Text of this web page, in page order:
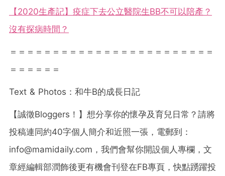
【2020生產記】疫症下去公立醫院生BB不可以陪產？
沒有探病時間？
＝＝＝＝＝＝＝＝＝＝＝＝＝＝＝＝＝＝＝＝＝＝＝＝
＝＝＝＝＝＝
Text & Photos：和牛B的成長日記
【誠徵Bloggers！】想分享你的懷孕及育兒日常？請將
投稿連同約40字個人簡介和近照一張，電郵到：
info@mamidaily.com ，我們會幫你開設個人專欄，文
章經編輯部潤飾後更有機會刊登在FB專頁，快點踴躍投